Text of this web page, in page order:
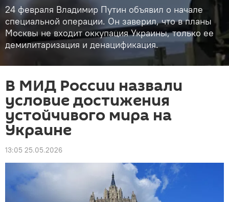
24 февраля Владимир Путин объявил о начале
специальной операции. Он заверил, что в планы
Москвы не входит оккупация Украины, только ее
демилитаризация и денацификация.
В МИД России назвали
условие достижения
устойчивого мира на
Украине
13:05 25.05.2026